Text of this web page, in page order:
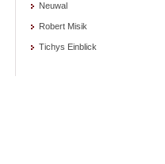
Neuwal
Robert Misik
Tichys Einblick